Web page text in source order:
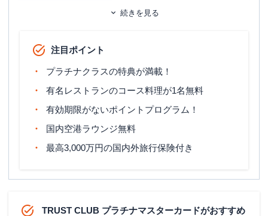
ETCカード年会費
ETCカード発行期間 約10日程度
旅行傷害保険 海外旅行傷害保険
締め日：毎月15日（土・日・祝日含
む）・支払日：翌月10日（金融機関に
は、翌営業日）
続きを見る
注目ポイント
プラチナクラスの特典が満載！
有名レストランのコース料理が1名無料
有効期限がないポイントプログラム！
国内空港ラウンジ無料
最高3,000万円の国内外旅行保険付き
TRUST CLUB プラチナマスターカードがおすすめ